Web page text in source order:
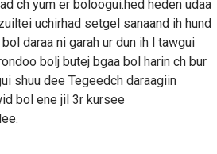
ch yum er boloogui.hed heden udaa
uchirhad setgel sanaand ih hund
daraa ni garah ur dun ih l tawgui
bolj butej bgaa bol harin ch bur
shuu dee Tegeedch daraagiin
bol ene jil 3r kursee